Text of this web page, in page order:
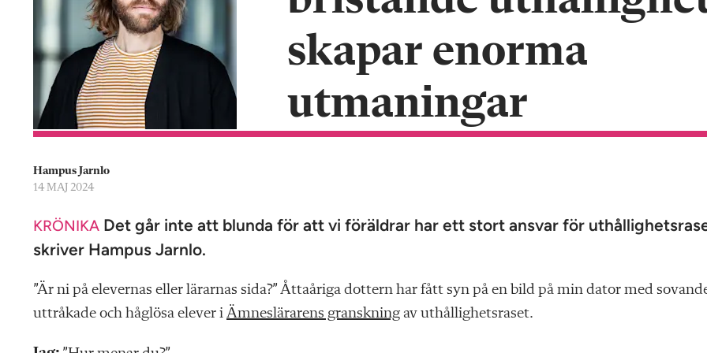
skapar enorma
utmaningar
Hampus Jarnlo
14 MAJ 2024
KRÖNIKA Det går inte att blunda för att vi föräldrar har ett stort ansvar för
skriver Hampus Jarnlo.
”Är ni på elevernas eller lärarnas sida?” Åttaåriga dottern har fått syn på en bild på min dator med
uttråkade och håglösa elever i Ämnes­lärarens granskning av uthållighetsraset.